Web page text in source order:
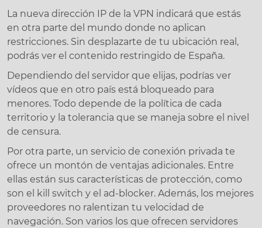
La nueva dirección IP de la VPN indicará que estás
en otra parte del mundo donde no aplican
restricciones. Sin desplazarte de tu ubicación real,
podrás ver el contenido restringido de España.
Dependiendo del servidor que elijas, podrías ver
vídeos que en otro país está bloqueado para
menores. Todo depende de la política de cada
territorio y la tolerancia que se maneja sobre el nivel
de censura.
Por otra parte, un servicio de conexión privada te
ofrece un montón de ventajas adicionales. Entre
ellas están sus características de protección, como
son el kill switch y el ad-blocker. Además, los mejores
proveedores no ralentizan tu velocidad de
navegación. Son varios los que ofrecen servidores